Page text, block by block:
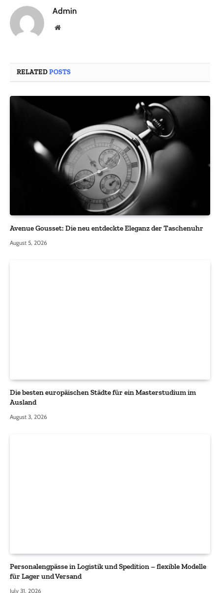
Admin
Website
RELATEDPOSTS
Avenue Gousset: Die neu entdeckte Eleganz der Taschenuhr
August 5, 2026
Die besten europäischen Städte für ein Masterstudium im
Ausland
August 3, 2026
Personalengpässe in Logistik und Spedition – flexible Modelle
für Lager und Versand
July 31, 2026